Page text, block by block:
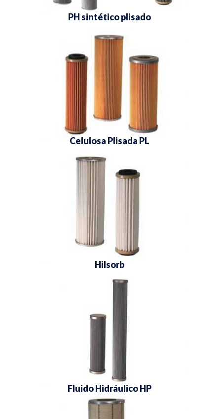
PH sintético plisado
Celulosa Plisada PL
Hilsorb
Fluido Hidráulico HP